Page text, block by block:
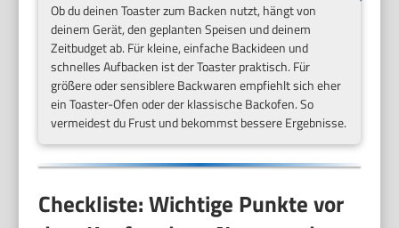
Ob du deinen Toaster zum Backen nutzt, hängt von
deinem Gerät, den geplanten Speisen und deinem
Zeitbudget ab. Für kleine, einfache Backideen und
schnelles Aufbacken ist der Toaster praktisch. Für
größere oder sensiblere Backwaren empfiehlt sich eher
ein Toaster-Ofen oder der klassische Backofen. So
vermeidest du Frust und bekommst bessere Ergebnisse.
Checkliste: Wichtige Punkte vor